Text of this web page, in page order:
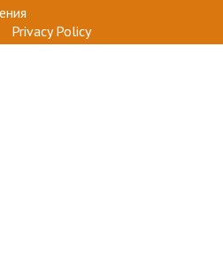
Privacy Policy